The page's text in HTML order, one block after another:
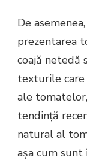
De
prezentarea
coajă netedă
texturile care
ale
tendință
natural al
așa cum